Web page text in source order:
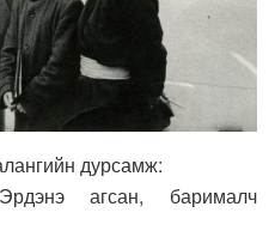
дурсамж:
агсан, барималч